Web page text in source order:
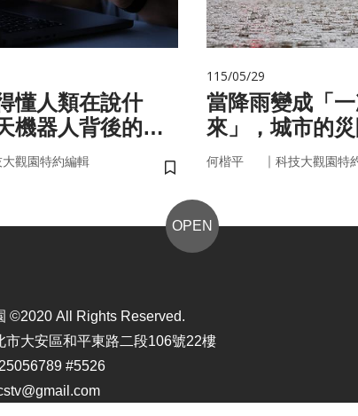
懂人類在說什
機器人背後的語
大觀園特約編輯
儲存書籤
115/05/29
當降雨變成「
來」，城市的
即時應變？
何楷平 ｜ 科技大觀園特
OPEN
©2020 All Rights Reserved.
市大安區和平東路二段106號22樓
#5526